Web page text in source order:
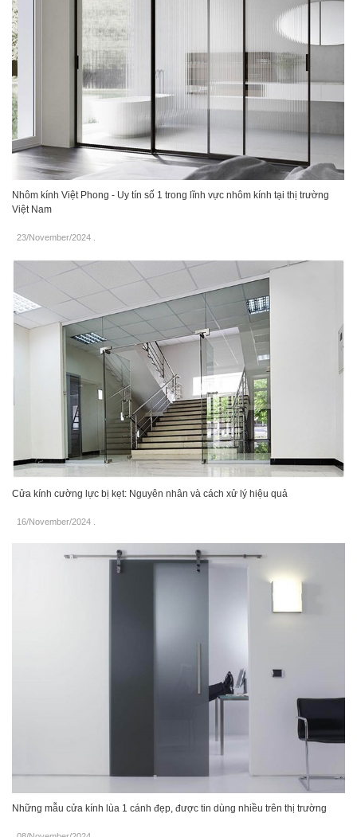
Nhôm kính Việt Phong - Uy tín số 1 trong lĩnh vực nhôm kính tại thị trường
Việt Nam
23/November/2024
Cửa kính cường lực bị kẹt: Nguyên nhân và cách xử lý hiệu quả
16/November/2024
Những mẫu cửa kính lùa 1 cánh đẹp, được tin dùng nhiều trên thị trường